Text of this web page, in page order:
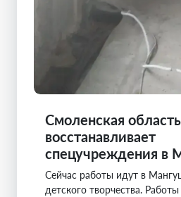
Смоленская область
восстанавливает
спецучреждения в
Сейчас работы идут в
детского творчества.